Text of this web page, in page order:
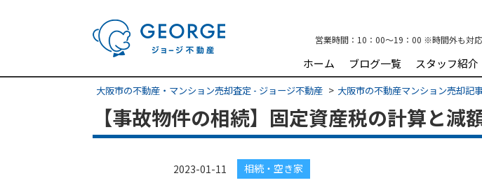
営業時間： 10：00～19：00 ※時間外も対
ホーム ブログ一覧 スタッフ紹介
大阪市の不動産・マンション売却査定 - ジョージ不動産 大阪市の不動産マンション売却記
【事故物件の相続】固定資産税の計算と減
2023-01-11 相続・空き家